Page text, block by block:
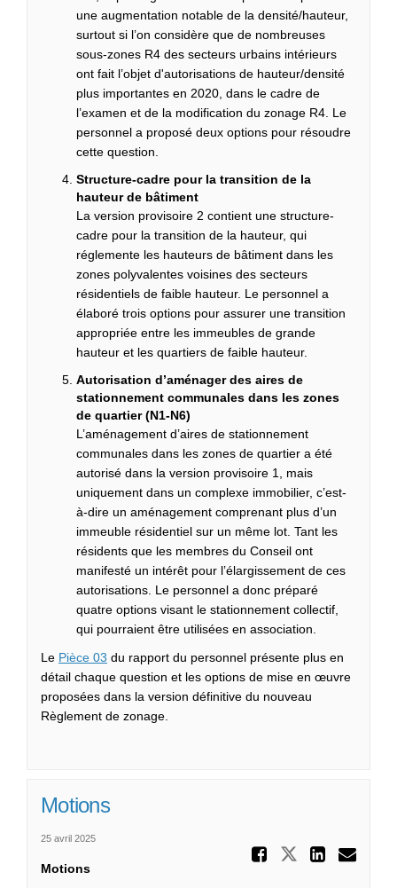
une augmentation notable de la densité/hauteur,
surtout si l’on considère que de nombreuses
sous-zones R4 des secteurs urbains intérieurs
ont fait l’objet d'autorisations de hauteur/densité
plus importantes en 2020, dans le cadre de
l’examen et de la modification du zonage R4. Le
personnel a proposé deux options pour résoudre
cette question.
Structure-cadre pour la transition de la
hauteur de bâtiment
La version provisoire 2 contient une structure-
cadre pour la transition de la hauteur, qui
réglemente les hauteurs de bâtiment dans les
zones polyvalentes voisines des secteurs
résidentiels de faible hauteur. Le personnel a
élaboré trois options pour assurer une transition
appropriée entre les immeubles de grande
hauteur et les quartiers de faible hauteur.
Autorisation d’aménager des aires de
stationnement communales dans les zones
de quartier (N1-N6)
L’aménagement d’aires de stationnement
communales dans les zones de quartier a été
autorisé dans la version provisoire 1, mais
uniquement dans un complexe immobilier, c’est-
à-dire un aménagement comprenant plus d’un
immeuble résidentiel sur un même lot. Tant les
résidents que les membres du Conseil ont
manifesté un intérêt pour l’élargissement de ces
autorisations. Le personnel a donc préparé
quatre options visant le stationnement collectif,
qui pourraient être utilisées en association.
Le Pièce 03 (Liens externes)
du rapport du personnel présente plus en
détail chaque question et les options de mise en œuvre
proposées dans la version définitive du nouveau
Règlement de zonage.
Motions
25 avril 2025
Partager
Motions